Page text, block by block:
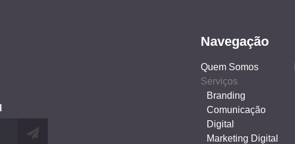
Navegação
Quem Somos
Serviços
Branding
Comunicação
Digital
Marketing Digital